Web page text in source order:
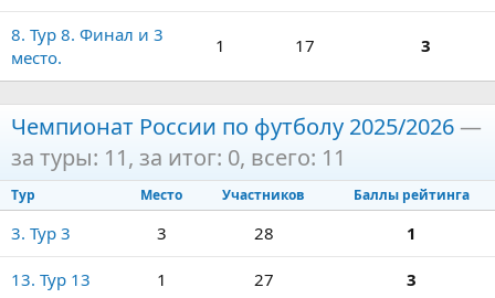
8. Тур 8. Финал и 3
место.
1 17 3
Чемпионат России по футболу 2025/2026—
за туры: 11, за итог: 0, всего: 11
Тур Место Участников Баллы рейтинга
3. Тур 3 3 28 1
13. Тур 13 1 27 3